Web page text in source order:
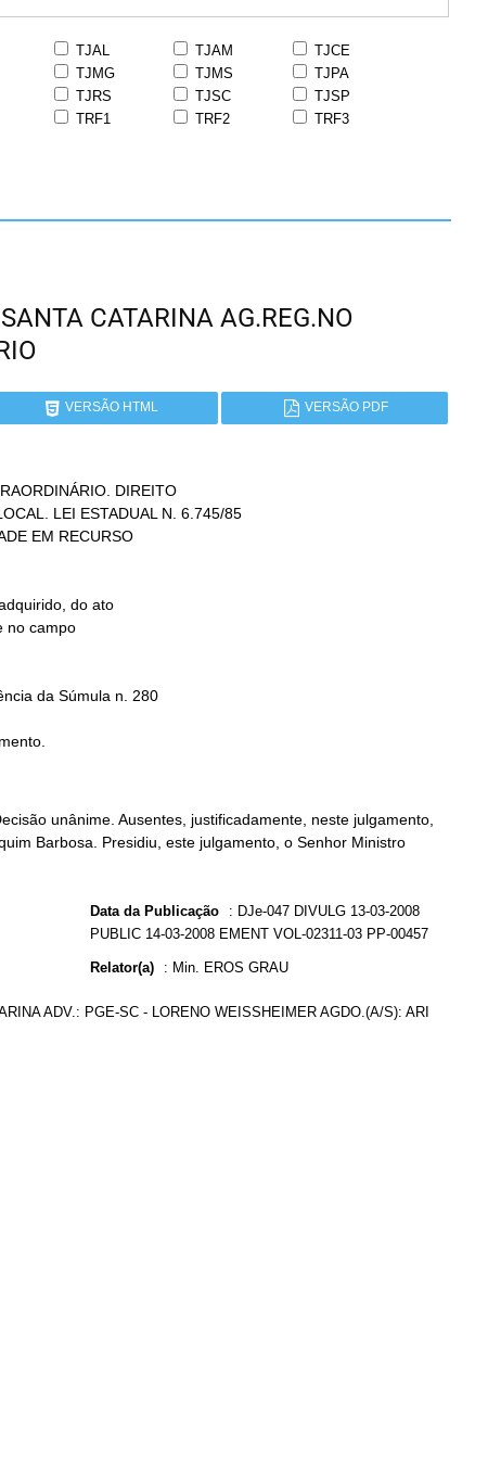
TJAL TJAM
TJCE
TJMG TJMS
TJPA
TJRS TJSC
TJSP
TRF1 TRF2
TRF3
CATARINA AG.REG.NO
VERSÃO HTML VERSÃO PDF
DIREITO
unânime. Ausentes, justificadamente, neste julgamento,
Barbosa. Presidiu, este julgamento, o Senhor Ministro
Data da Publicação : DJe-047 DIVULG 13-03-2008
PUBLIC 14-03-2008 EMENT VOL-02311-03 PP-00457
Relator(a) : Min. EROS GRAU
ADV.: PGE-SC - LORENO WEISSHEIMER AGDO.(A/S): ARI